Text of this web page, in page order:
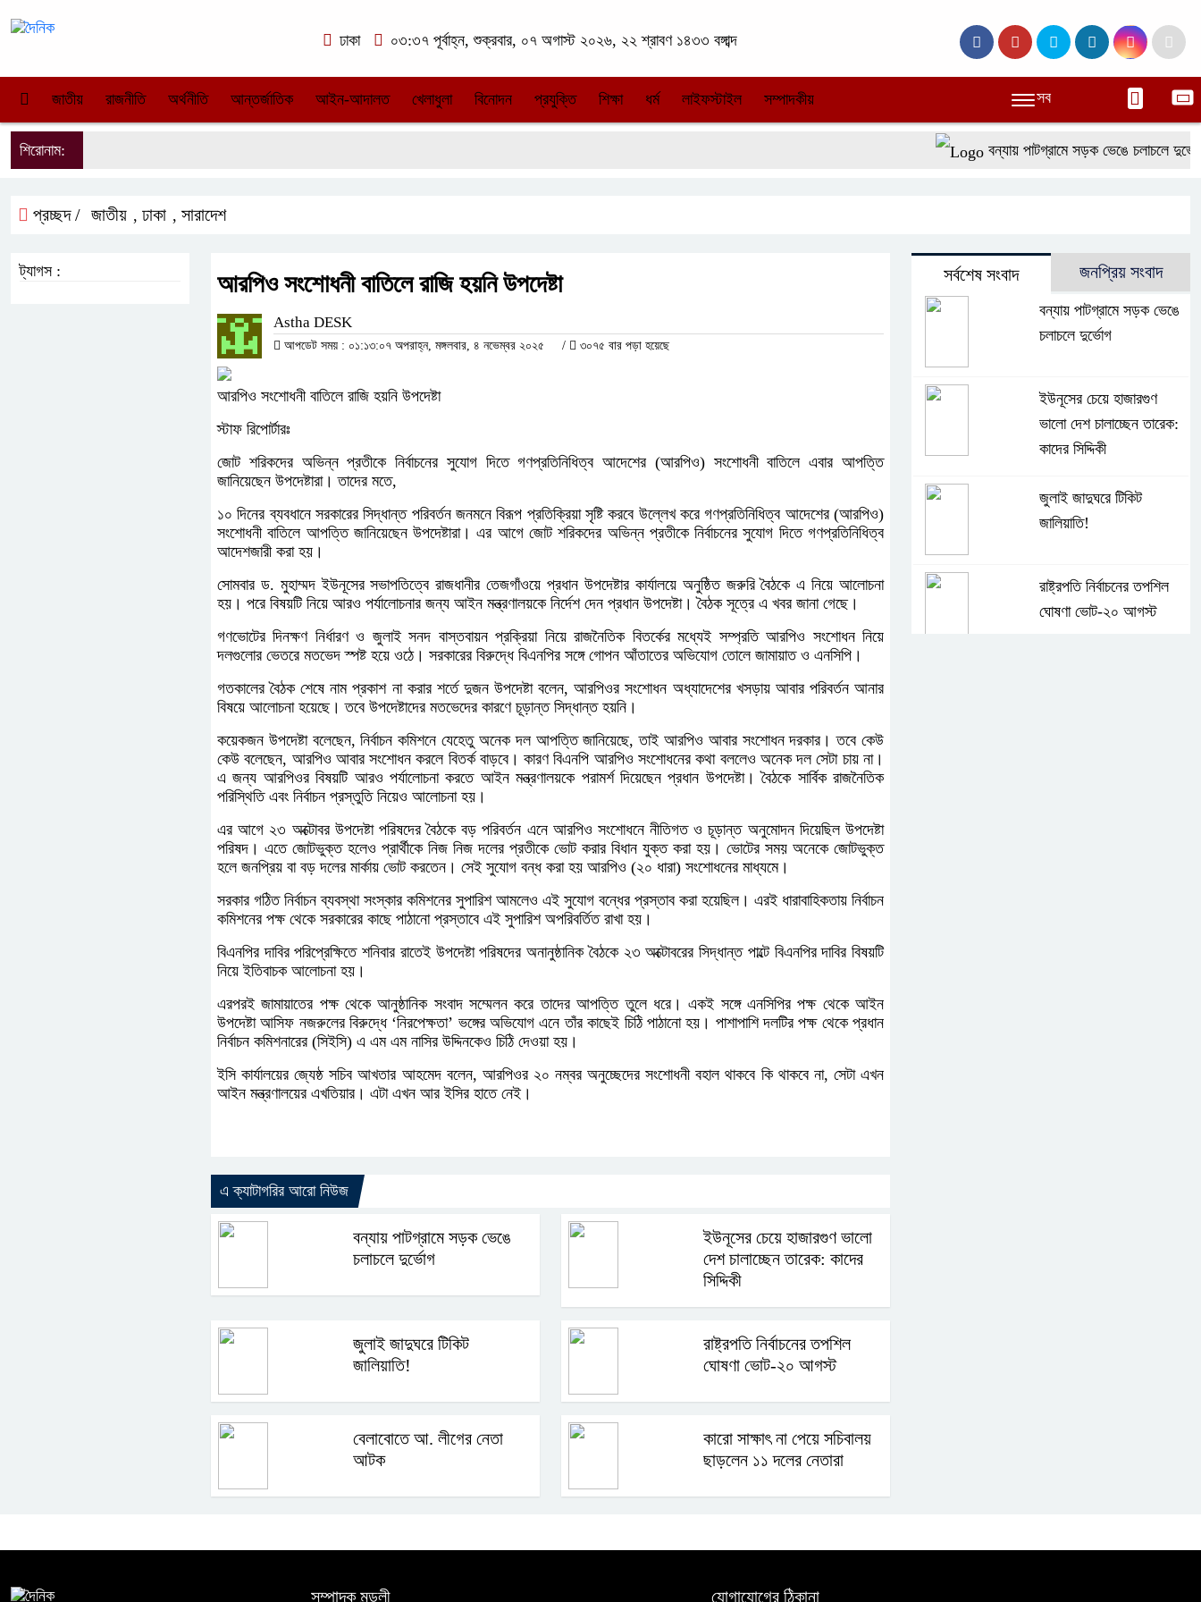
ঢাকা ০৩:৩৭ পূর্বাহ্ন, শুক্রবার, ০৭ অগাস্ট ২০২৬, ২২ শ্রাবণ ১৪৩৩ বঙ্গাব্দ
জাতীয় রাজনীতি অর্থনীতি আন্তর্জাতিক আইন-আদালত খেলাধুলা বিনোদন প্রযুক্তি শিক্ষা ধর্ম লাইফস্টাইল সম্পাদকীয় সব
শিরোনাম: বন্যায় পাটগ্রামে সড়ক ভেঙে চলাচলে দুর্ভোগ
প্রচ্ছদ / জাতীয় , ঢাকা , সারাদেশ
আরপিও সংশোধনী বাতিলে রাজি হয়নি উপদেষ্টা
Astha DESK
আপডেট সময় : ০১:১৩:০৭ অপরাহ্ন, মঙ্গলবার, ৪ নভেম্বর ২০২৫ / ৩০৭৫ বার পড়া হয়েছে
আরপিও সংশোধনী বাতিলে রাজি হয়নি উপদেষ্টা
স্টাফ রিপোর্টারঃ
জোট শরিকদের অভিন্ন প্রতীকে নির্বাচনের সুযোগ দিতে গণপ্রতিনিধিত্ব আদেশের (আরপিও) সংশোধনী বাতিলে এবার আপত্তি
জানিয়েছেন উপদেষ্টারা। তাদের মতে,
১০ দিনের ব্যবধানে সরকারের সিদ্ধান্ত পরিবর্তন জনমনে বিরূপ প্রতিক্রিয়া সৃষ্টি করবে উল্লেখ করে গণপ্রতিনিধিত্ব আদেশের (আরপিও)
সংশোধনী বাতিলে আপত্তি জানিয়েছেন উপদেষ্টারা। এর আগে জোট শরিকদের অভিন্ন প্রতীকে নির্বাচনের সুযোগ দিতে গণপ্রতিনিধিত্ব
আদেশজারী করা হয়।
সোমবার ড. মুহাম্মদ ইউনূসের সভাপতিত্বে রাজধানীর তেজগাঁওয়ে প্রধান উপদেষ্টার কার্যালয়ে অনুষ্ঠিত জরুরি বৈঠকে এ নিয়ে আলোচনা
হয়। পরে বিষয়টি নিয়ে আরও পর্যালোচনার জন্য আইন মন্ত্রণালয়কে নির্দেশ দেন প্রধান উপদেষ্টা। বৈঠক সূত্রে এ খবর জানা গেছে।
গণভোটের দিনক্ষণ নির্ধারণ ও জুলাই সনদ বাস্তবায়ন প্রক্রিয়া নিয়ে রাজনৈতিক বিতর্কের মধ্যেই সম্প্রতি আরপিও সংশোধন নিয়ে
দলগুলোর ভেতরে মতভেদ স্পষ্ট হয়ে ওঠে। সরকারের বিরুদ্ধে বিএনপির সঙ্গে গোপন আঁতাতের অভিযোগ তোলে জামায়াত ও এনসিপি।
গতকালের বৈঠক শেষে নাম প্রকাশ না করার শর্তে দুজন উপদেষ্টা বলেন, আরপিওর সংশোধন অধ্যাদেশের খসড়ায় আবার পরিবর্তন আনার
বিষয়ে আলোচনা হয়েছে। তবে উপদেষ্টাদের মতভেদের কারণে চূড়ান্ত সিদ্ধান্ত হয়নি।
কয়েকজন উপদেষ্টা বলেছেন, নির্বাচন কমিশনে যেহেতু অনেক দল আপত্তি জানিয়েছে, তাই আরপিও আবার সংশোধন দরকার। তবে কেউ
কেউ বলেছেন, আরপিও আবার সংশোধন করলে বিতর্ক বাড়বে। কারণ বিএনপি আরপিও সংশোধনের কথা বললেও অনেক দল সেটা চায় না।
এ জন্য আরপিওর বিষয়টি আরও পর্যালোচনা করতে আইন মন্ত্রণালয়কে পরামর্শ দিয়েছেন প্রধান উপদেষ্টা। বৈঠকে সার্বিক রাজনৈতিক
পরিস্থিতি এবং নির্বাচন প্রস্তুতি নিয়েও আলোচনা হয়।
এর আগে ২৩ অক্টোবর উপদেষ্টা পরিষদের বৈঠকে বড় পরিবর্তন এনে আরপিও সংশোধনে নীতিগত ও চূড়ান্ত অনুমোদন দিয়েছিল উপদেষ্টা
পরিষদ। এতে জোটভুক্ত হলেও প্রার্থীকে নিজ নিজ দলের প্রতীকে ভোট করার বিধান যুক্ত করা হয়। ভোটের সময় অনেকে জোটভুক্ত
হলে জনপ্রিয় বা বড় দলের মার্কায় ভোট করতেন। সেই সুযোগ বন্ধ করা হয় আরপিও (২০ ধারা) সংশোধনের মাধ্যমে।
সরকার গঠিত নির্বাচন ব্যবস্থা সংস্কার কমিশনের সুপারিশ আমলেও এই সুযোগ বন্ধের প্রস্তাব করা হয়েছিল। এরই ধারাবাহিকতায় নির্বাচন
কমিশনের পক্ষ থেকে সরকারের কাছে পাঠানো প্রস্তাবে এই সুপারিশ অপরিবর্তিত রাখা হয়।
বিএনপির দাবির পরিপ্রেক্ষিতে শনিবার রাতেই উপদেষ্টা পরিষদের অনানুষ্ঠানিক বৈঠকে ২৩ অক্টোবরের সিদ্ধান্ত পাল্টে বিএনপির দাবির বিষয়টি
নিয়ে ইতিবাচক আলোচনা হয়।
এরপরই জামায়াতের পক্ষ থেকে আনুষ্ঠানিক সংবাদ সম্মেলন করে তাদের আপত্তি তুলে ধরে। একই সঙ্গে এনসিপির পক্ষ থেকে আইন
উপদেষ্টা আসিফ নজরুলের বিরুদ্ধে ‘নিরপেক্ষতা’ ভঙ্গের অভিযোগ এনে তাঁর কাছেই চিঠি পাঠানো হয়। পাশাপাশি দলটির পক্ষ থেকে প্রধান
নির্বাচন কমিশনারের (সিইসি) এ এম এম নাসির উদ্দিনকেও চিঠি দেওয়া হয়।
ইসি কার্যালয়ের জ্যেষ্ঠ সচিব আখতার আহমেদ বলেন, আরপিওর ২০ নম্বর অনুচ্ছেদের সংশোধনী বহাল থাকবে কি থাকবে না, সেটা এখন
আইন মন্ত্রণালয়ের এখতিয়ার। এটা এখন আর ইসির হাতে নেই।
এ ক্যাটাগরির আরো নিউজ
বন্যায় পাটগ্রামে সড়ক ভেঙে
চলাচলে দুর্ভোগ
ইউনূসের চেয়ে হাজারগুণ ভালো
দেশ চালাচ্ছেন তারেক: কাদের
সিদ্দিকী
জুলাই জাদুঘরে টিকিট
জালিয়াতি!
রাষ্ট্রপতি নির্বাচনের তপশিল
ঘোষণা ভোট-২০ আগস্ট
বেলাবোতে আ. লীগের নেতা
আটক
কারো সাক্ষাৎ না পেয়ে সচিবালয়
ছাড়লেন ১১ দলের নেতারা
ট্যাগস : সর্বশেষ সংবাদ জনপ্রিয় সংবাদ
বন্যায় পাটগ্রামে সড়ক ভেঙে
চলাচলে দুর্ভোগ
ইউনূসের চেয়ে হাজারগুণ
ভালো দেশ চালাচ্ছেন তারেক:
কাদের সিদ্দিকী
জুলাই জাদুঘরে টিকিট
জালিয়াতি!
রাষ্ট্রপতি নির্বাচনের তপশিল
ঘোষণা ভোট-২০ আগস্ট
সম্পাদক মন্ডলী যোগাযোগের ঠিকানা